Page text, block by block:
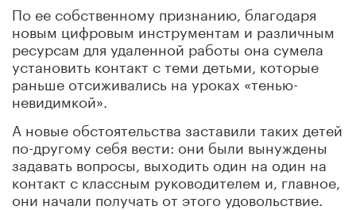
По ее собственному признанию, благодаря
новым цифровым инструментам и различным
ресурсам для удаленной работы она сумела
установить контакт с теми детьми, которые
раньше отсиживались на уроках «тенью-
невидимкой».
А новые обстоятельства заставили таких детей
по-другому себя вести: они были вынуждены
задавать вопросы, выходить один на один на
контакт с классным руководителем и, главное,
они начали получать от этого удовольствие.